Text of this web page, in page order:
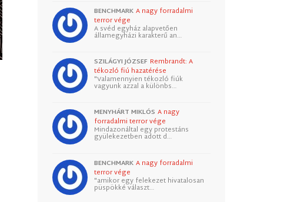
BENCHMARK A nagy forradalmi
terror vége
A svéd egyház alapvetően
államegyházi karakterű an…
SZILÁGYI JÓZSEF Rembrandt: A
tékozló fiú hazatérése
"Valamennyien tékozló fiúk
vagyunk azzal a különbs…
MENYHÁRT MIKLÓS A nagy
forradalmi terror vége
Mindazonáltal egy protestáns
gyülekezetben adott d…
BENCHMARK A nagy forradalmi
terror vége
"amikor egy felekezet hivatalosan
püspökké választ…